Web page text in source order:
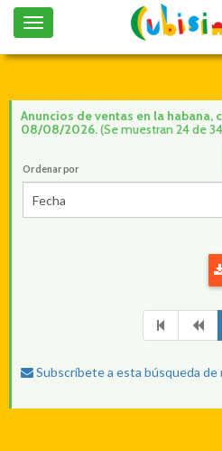
Toggle
navigation
Anuncios de ventas en la
08/08/2026.(Se muestran 24 de
Ordenar por
Fecha
Subscríbete a esta búsqueda de